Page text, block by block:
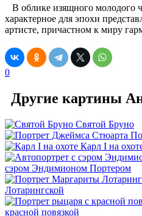
В облике изящного молодого
характерное для эпохи
артисте, причастном к миру
0
Другие картины
Святой Бруно
Карл I на
сэром Эндимионом Портером
Лотарингской
красной повязкой